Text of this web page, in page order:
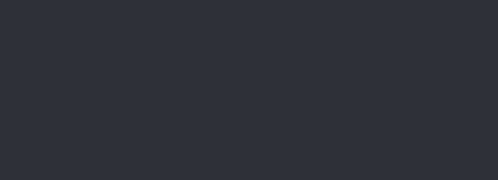
Skierbieszowa